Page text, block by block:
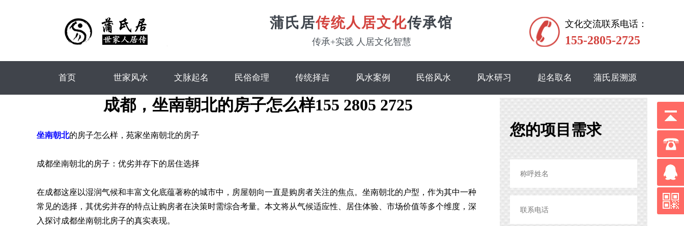
蒲氏居传统人居文化传承馆
传承+实践 人居文化智慧
文化交流联系电话：
155-2805-2725
首页 世家风水 文脉起名 民俗命理 传统择吉 风水案例 民俗风水 风水研习 起名取名 蒲氏居溯源
成都，坐南朝北的房子怎么样155 2805 2725
坐南朝北的房子怎么样，苑家坐南朝北的房子
成都坐南朝北的房子：优劣并存下的居住选择
在成都这座以湿润气候和丰富文化底蕴著称的城市中，房屋朝向一直是购房者关注的焦点。坐南朝北的户型，作为其中一种
常见的选择，其优劣并存的特点让购房者在决策时需综合考量。本文将从气候适应性、居住体验、市场价值等多个维度，深
入探讨成都坐南朝北房子的真实表现。
您的项目需求